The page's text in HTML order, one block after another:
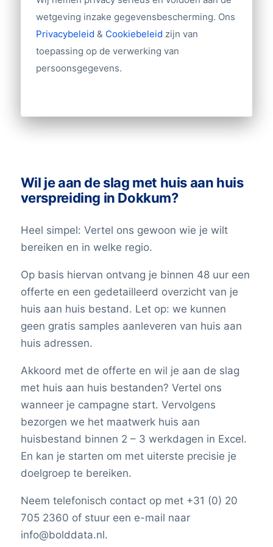
of Dokkumers
Op de afgesproken datum bereik je op
een effectieve en laagdrempelige manier
helpen!
wetgeving inzake gegevensbescherming. Ons
Privacybeleid & Cookiebeleid zijn van
toepassing op de verwerking van
persoonsgegevens.
Wil je aan de slag met huis aan huis
verspreiding in Dokkum?
Heel simpel: Vertel ons gewoon wie je wilt
bereiken en in welke regio.
Op basis hiervan ontvang je binnen 48 uur een
offerte en een gedetailleerd overzicht van je
huis aan huis bestand. Let op: we kunnen
geen gratis samples aanleveren van huis aan
huis adressen.
Akkoord met de offerte en wil je aan de slag
met huis aan huis bestanden? Vertel ons
wanneer je campagne start. Vervolgens
bezorgen we het maatwerk huis aan
huisbestand binnen 2 – 3 werkdagen in Excel.
En kan je starten om met uiterste precisie je
doelgroep te bereiken.
Neem telefonisch contact op met +31 (0) 20
705 2360 of stuur een e-mail naar
info@bolddata.nl.